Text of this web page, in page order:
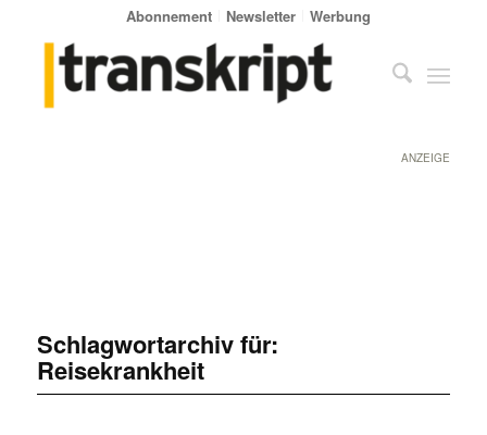
Abonnement Newsletter Werbung
ANZEIGE
Schlagwortarchiv für:
Reisekrankheit